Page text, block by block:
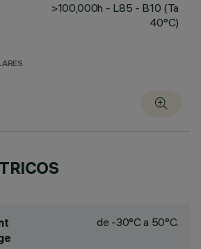
>100,000h - L85 - B10 (Ta
40°C)
de -30°C a 50°C.